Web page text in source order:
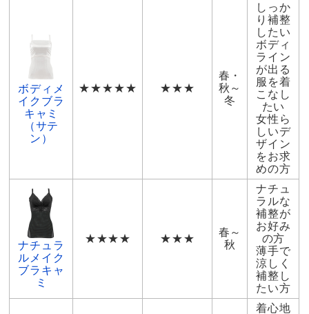
ボディメ
イクブラ
キャミ
（サテ
ン）
★★★★★ ★★★
春・
秋～
冬
しっか
り補整
したい
ボディ
ライン
が出る
服を着
こなし
たい
女性ら
しいデ
ザイン
をお求
めの方
ナチュラ
ルメイク
ブラキャ
ミ
★★★★ ★★★
春～
秋
ナチュ
ラルな
補整が
お好み
の方
薄手で
涼しく
補整し
たい方
着心地